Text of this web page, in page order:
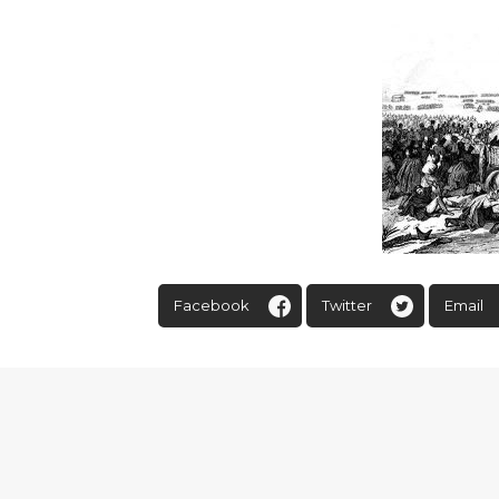
Facebook Twitter Email